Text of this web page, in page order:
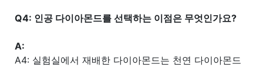
Q4: 인공 다이아몬드를 선택하는 이점은 무엇인가요?
A:
A4: 실험실에서 재배한 다이아몬드는 천연 다이아몬드